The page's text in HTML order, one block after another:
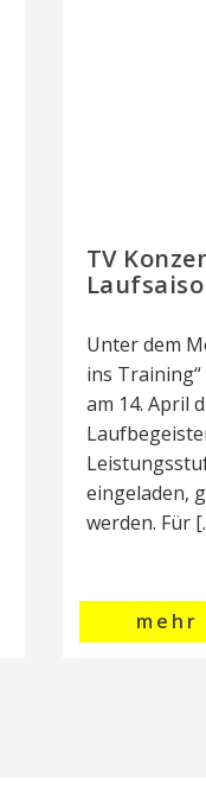
TV
Unter dem
ins
am 14. April
eingeladen,
werden. Für
mehr